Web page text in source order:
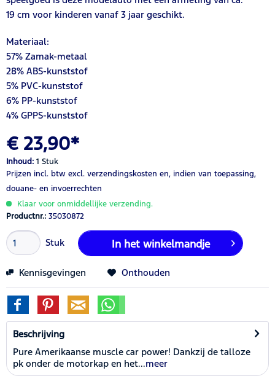
19 cm voor kinderen vanaf 3 jaar geschikt.
Materiaal:
57% Zamak-metaal
28% ABS-kunststof
5% PVC-kunststof
6% PP-kunststof
4% GPPS-kunststof
€ 23,90*
Inhoud: 1 Stuk
Prijzen incl. btw excl. verzendingskosten en, indien van toepassing,
douane- en invoerrechten
Klaar voor onmiddellijke verzending.
Productnr.: 35030872
Stuk In het winkelmandje
Kennisgevingen Onthouden
Beschrijving
Pure Amerikaanse muscle car power! Dankzij de talloze
pk onder de motorkap en het...meer